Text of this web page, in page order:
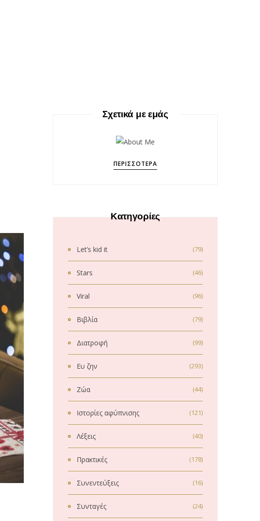
Σχετικά με εμάς
ΠΕΡΙΣΣΌΤΕΡΑ
Κατηγορίες
Let’s kid it (79)
Stars (46)
Viral (96)
Βιβλία (79)
Διατροφή (99)
Ευ ζην (293)
Ζώα (44)
Ιστορίες αφύπνισης (121)
Λέξεις (40)
Πρακτικές (178)
Συνεντεύξεις (16)
Συνταγές (24)